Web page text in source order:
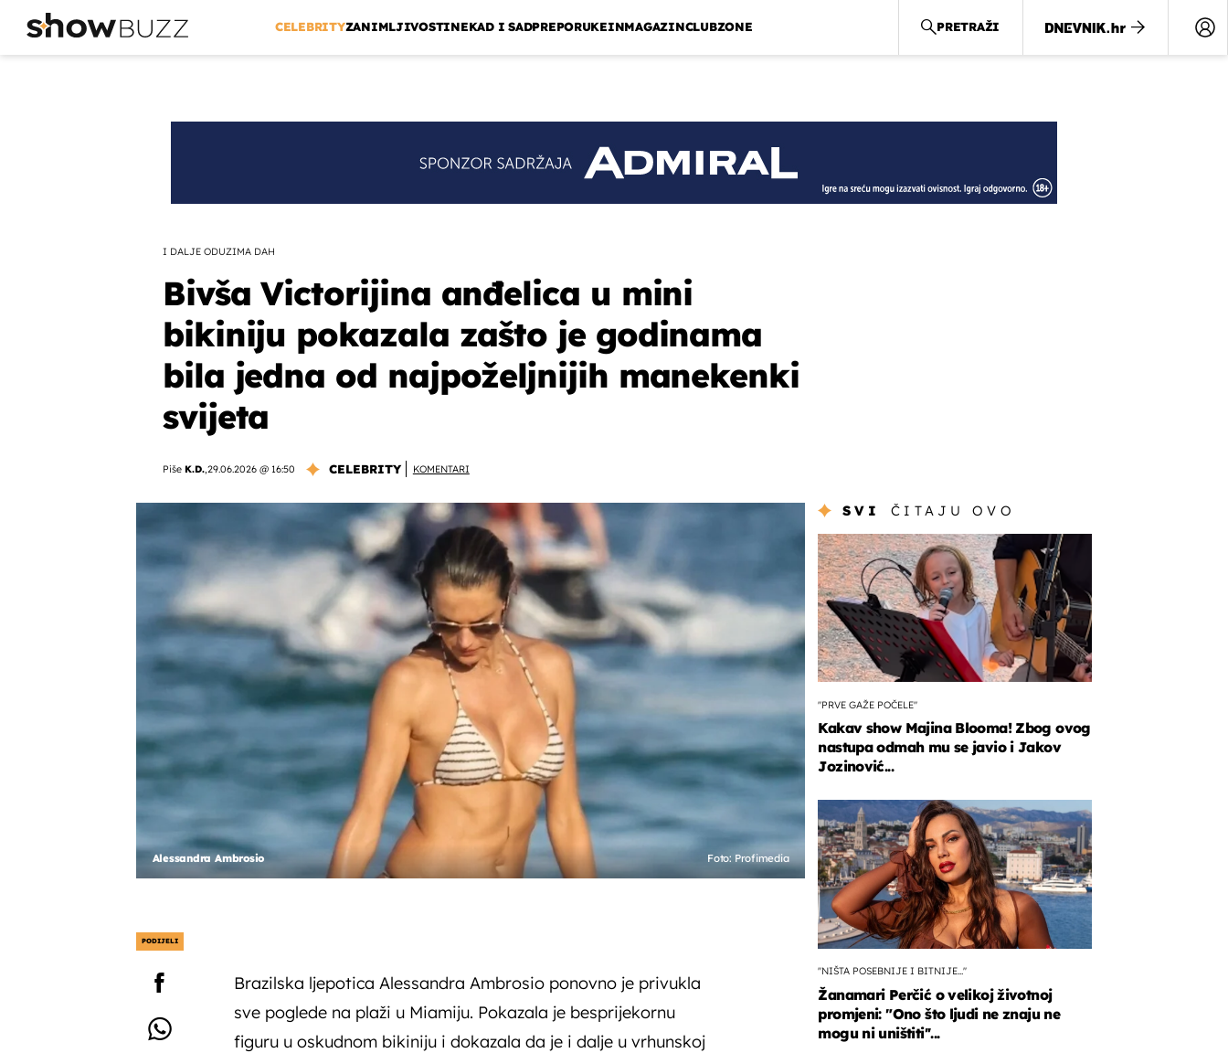
CELEBRITYZANIMLJIVOSTINEKAD I SADPREPORUKEINMAGAZINCLUBZONE PRETRAŽI
I DALJE ODUZIMA DAH
Bivša Victorijina anđelica u mini
bikiniju pokazala zašto je godinama
bila jedna od najpoželjnijih manekenki
svijeta
Piše K.D.,29.06.2026 @ 16:50 CELEBRITY KOMENTARI
Alessandra Ambrosio Foto: Profimedia
PODIJELI
Brazilska ljepotica Alessandra Ambrosio ponovno je privukla
sve poglede na plaži u Miamiju. Pokazala je besprijekornu
figuru u oskudnom bikiniju i dokazala da je i dalje u vrhunskoj
SVI ČITAJU OVO
"PRVE GAŽE POČELE"
Kakav show Majina Blooma! Zbog ovog
nastupa odmah mu se javio i Jakov
Jozinović...
''NIŠTA POSEBNIJE I BITNIJE...''
Žanamari Perčić o velikoj životnoj
promjeni: "Ono što ljudi ne znaju ne
mogu ni uništiti''...